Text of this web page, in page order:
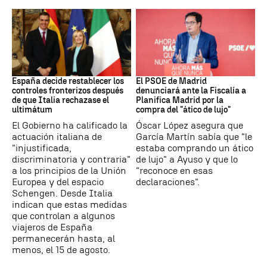
CRISIS MIGRATORIA
España decide restablecer los
controles fronterizos después
de que Italia rechazase el
ultimátum
El Gobierno ha calificado la
actuación italiana de
"injustificada,
discriminatoria y contraria"
a los principios de la Unión
Europea y del espacio
Schengen. Desde Italia
indican que estas medidas
que controlan a algunos
viajeros de España
permanecerán hasta, al
menos, el 15 de agosto.
PSOE MADRID
El PSOE de Madrid
denunciará ante la Fiscalía a
Planifica Madrid por la
compra del "ático de lujo"
Óscar López asegura que
García Martín sabía que "le
estaba comprando un ático
de lujo" a Ayuso y que lo
"reconoce en esas
declaraciones".